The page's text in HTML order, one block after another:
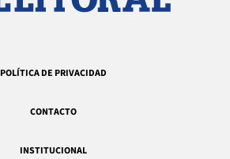
POLÍTICA DE PRIVACIDAD
CONTACTO
INSTITUCIONAL